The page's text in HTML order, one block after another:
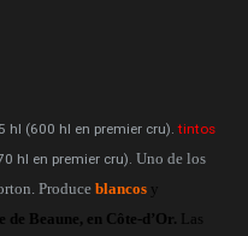
hl (600 hl en premier cru).tintos
hl en premier cru). Uno de los
Produce blancos y
Beaune, en Côte-d’Or. Las